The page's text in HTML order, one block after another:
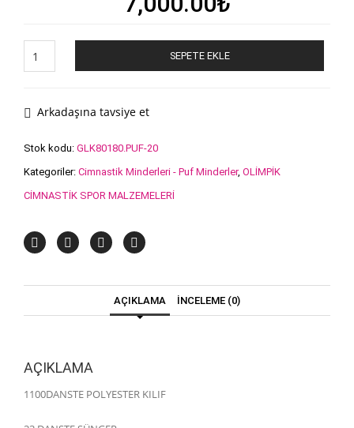
cm
SEPETE EKLE
Arkadaşına tavsiye et
Stok kodu: GLK80180.PUF-20
Kategoriler: Cimnastik Minderleri - Puf Minderler, OLİMPİK
CİMNASTİK SPOR MALZEMELERİ
AÇIKLAMA İNCELEME (0)
AÇIKLAMA
1100DANSTE POLYESTER KILIF